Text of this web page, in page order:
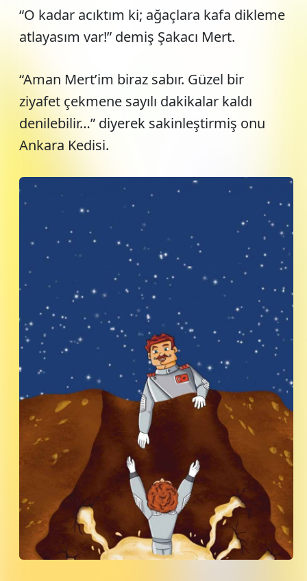
“O kadar acıktım ki; ağaçlara kafa dikleme
atlayasım var!” demiş Şakacı Mert.
“Aman Mert’im biraz sabır. Güzel bir
ziyafet çekmene sayılı dakikalar kaldı
denilebilir…” diyerek sakinleştirmiş onu
Ankara Kedisi.